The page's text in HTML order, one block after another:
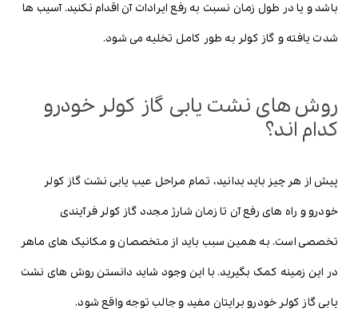
باشد و یا در طول زمان نسبت به رفع ایرادات آن اقدام نکنید. آسیب ها
شدت یافته و گاز کولر به طور کامل تخلیه می شود.
روش های نشت یابی گاز کولر خودرو
کدام اند؟
پیش از هر چیز باید بدانید، تمام مراحل عیب یابی نشت گاز کولر
خودرو و راه های رفع آن تا زمان شارژ مجدد گاز کولر فرآیندی
تخصصی است. به همین سبب باید از متخصصان و مکانیک های ماهر
در این زمینه کمک بگیرید. با این وجود شاید دانستن روش های نشت
یابی گاز کولر خودرو برایتان مفید و جالب توجه واقع شود.